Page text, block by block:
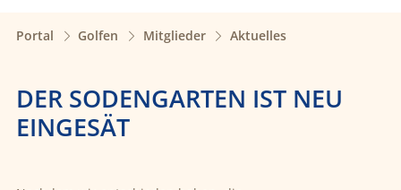
Portal Golfen Mitglieder Aktuelles
DER SODENGARTEN IST NEU
EINGESÄT